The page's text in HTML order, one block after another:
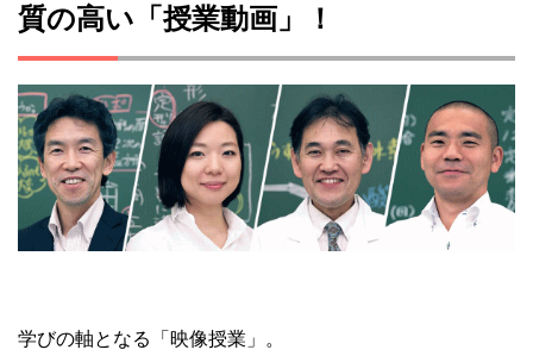
質の高い「授業動画」！
学びの軸となる「映像授業」。